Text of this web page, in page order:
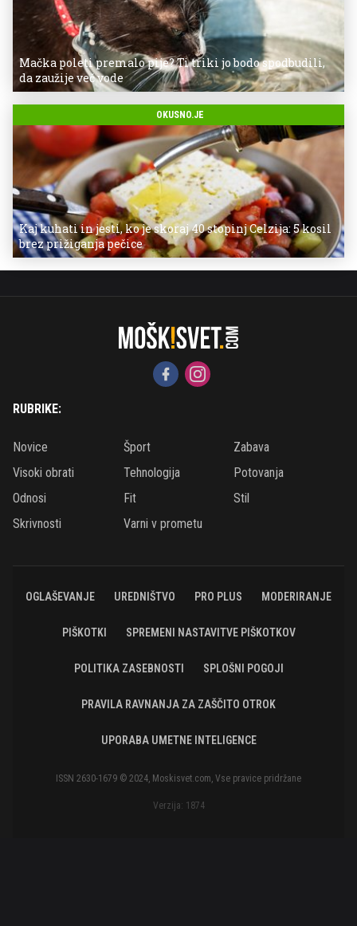
Mačka poleti premalo pije? Ti triki jo bodo spodbudili,
da zaužije več vode
OKUSNO.JE
Kaj kuhati in jesti, ko je skoraj 40 stopinj Celzija: 5 kosil
brez prižiganja pečice
RUBRIKE:
Novice Šport
Zabava
Visoki obrati
Tehnologija
Potovanja
Odnosi
Fit
Stil
Skrivnosti
Varni v prometu
OGLAŠEVANJE UREDNIŠTVO PRO PLUS MODERIRANJE
PIŠKOTKI SPREMENI NASTAVITVE PIŠKOTKOV
POLITIKA ZASEBNOSTI SPLOŠNI POGOJI
PRAVILA RAVNANJA ZA ZAŠČITO OTROK
UPORABA UMETNE INTELIGENCE
ISSN 2630-1679 © 2024, Moskisvet.com, Vse pravice pridržane
Verzija: 1874